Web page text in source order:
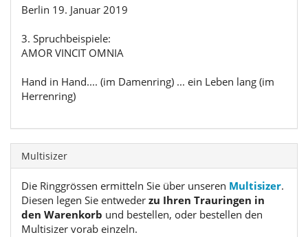
Berlin 19. Januar 2019
3. Spruchbeispiele:
AMOR VINCIT OMNIA
Hand in Hand.... (im Damenring) ... ein Leben lang (im
Herrenring)
Multisizer
Die Ringgrössen ermitteln Sie über unseren Multisizer.
Diesen legen Sie entweder zu Ihren Trauringen in
den Warenkorb und bestellen, oder bestellen den
Multisizer vorab einzeln.